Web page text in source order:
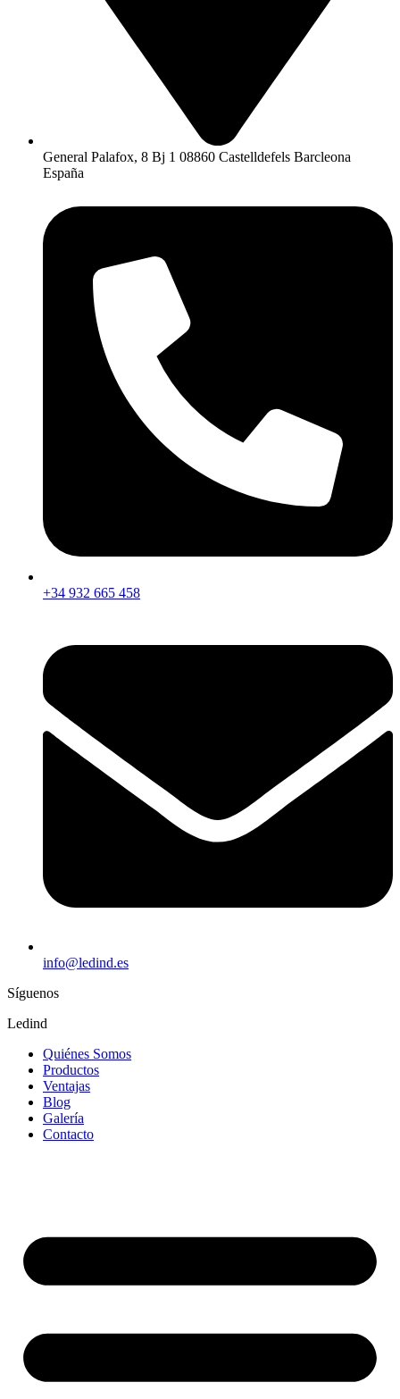
General Palafox, 8 Bj 1 08860 Castelldefels Barcleona
España
+34 932 665 458‬
info@ledind.es
Síguenos
Ledind
Quiénes Somos
Productos
Ventajas
Blog
Galería
Contacto